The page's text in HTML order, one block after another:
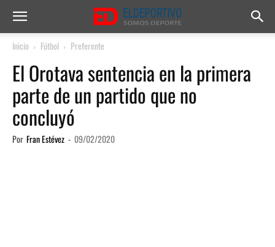
Inicio Fútbol Preferente
El Orotava sentencia en la primera
parte de un partido que no
concluyó
Por Fran Estévez - 09/02/2020